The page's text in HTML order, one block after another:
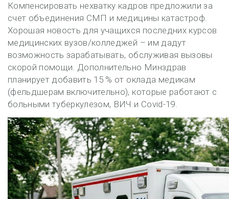
Компенсировать нехватку кадров предложили за
счет объединения СМП и медицины катастроф.
Хорошая новость для учащихся последних курсов
медицинских вузов/колледжей – им дадут
возможность зарабатывать, обслуживая вызовы
скорой помощи. Дополнительно Минздрав
планирует добавить 15 % от оклада медикам
(фельдшерам включительно), которые работают с
больными туберкулезом, ВИЧ и Covid-19.